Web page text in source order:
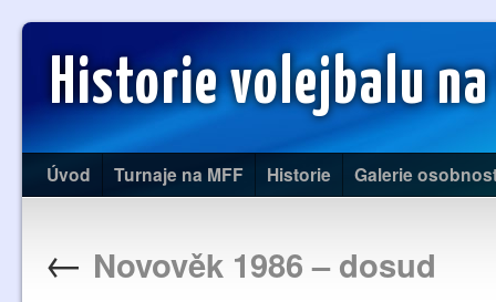
Historie volejbalu na
Úvod Turnaje na MFF Historie Galerie
← Novověk 1986 – dosud